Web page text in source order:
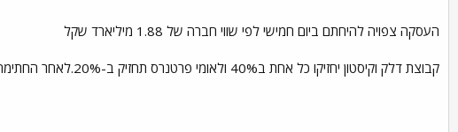
העסקה צפויה להיחתם ביום חמישי לפי שווי חברה של 1.88 מיליארד שקל
קבוצת דלק וקיסטון יחזיקו כל אחת ב40% ולאומי פרטנרס תחזיק ב-20%.לאחר החתימה תידרש העסקה לאישור משרד התקשורת ורשות התחרות